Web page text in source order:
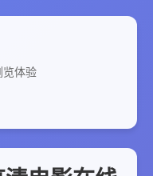
览体验